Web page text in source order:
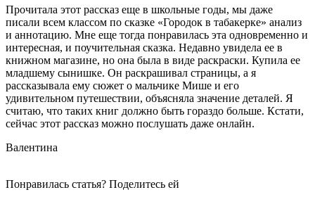
Прочитала этот рассказ еще в школьные годы, мы даже
писали всем классом по сказке «Городок в табакерке» анализ
и аннотацию. Мне еще тогда понравилась эта одновременно и
интересная, и поучительная сказка. Недавно увидела ее в
книжном магазине, но она была в виде раскраски. Купила ее
младшему сынишке. Он раскрашивал страницы, а я
рассказывала ему сюжет о мальчике Мише и его
удивительном путешествии, объясняла значение деталей. Я
считаю, что таких книг должно быть гораздо больше. Кстати,
сейчас этот рассказ можно послушать даже онлайн.
Валентина
Понравилась статья? Поделитесь ей